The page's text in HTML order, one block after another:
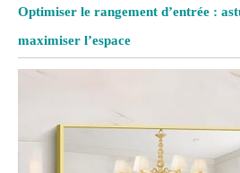
Optimiser le rangement d’entrée :
maximiser l’espace